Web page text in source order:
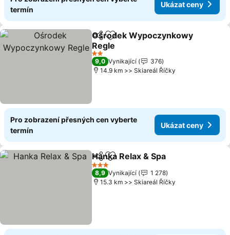
termín
Ukázat ceny
SdíletPřidat na seznam oblíbených
Ośrodek Wypoczynkowy
Regle
2 Počet hvězdiček
9,0 Vynikající
376
14.9 km >> Skiareál Říčky
Pro zobrazení přesných cen vyberte
termín
Ukázat ceny
SdíletPřidat na seznam oblíbených
Hanka Relax & Spa
3 Počet hvězdiček
8,9 Vynikající
1 278
15.3 km >> Skiareál Říčky